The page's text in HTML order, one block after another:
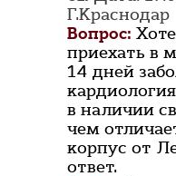
Г.Краснодар
Вопрос:
приехать в
14 дней
в наличии
чем
корпус от
ответ.